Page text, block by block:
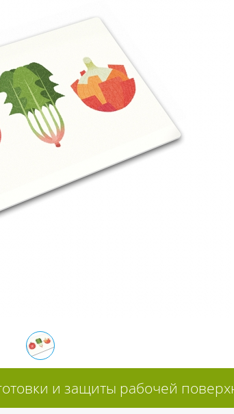
и защиты рабочей